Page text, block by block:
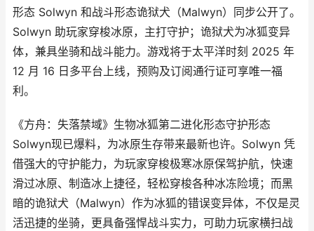
形态 Solwyn 和战斗形态诡狱犬（Malwyn）同步公开了。
Solwyn 助玩家穿梭冰原，主打守护；诡狱犬为冰狐变异
体，兼具坐骑和战斗能力。游戏将于太平洋时刻 2025 年
12 月 16 日多平台上线，预购及订阅通行证可享唯一福
利。
《方舟：失落禁域》生物冰狐第二进化形态守护形态
Solwyn现已爆料，为冰原生存带来最新也许。Solwyn 凭
借强大的守护能力，为玩家穿梭极寒冰原保驾护航，快速
滑过冰原、制造冰上捷径，轻松穿梭各种冰冻险境；而黑
暗的诡狱犬（Malwyn）作为冰狐的错误变异体，不仅是灵
活迅捷的坐骑，更具备强悍战斗实力，可助力玩家横扫战